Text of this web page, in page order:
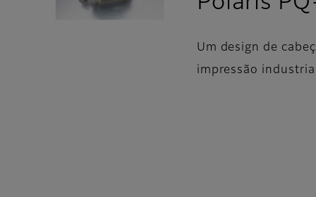
Um design de
impressão